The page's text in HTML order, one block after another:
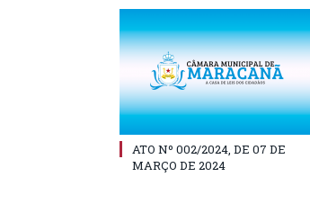
ATO Nº 002/2024, DE 07 DE
MARÇO DE 2024